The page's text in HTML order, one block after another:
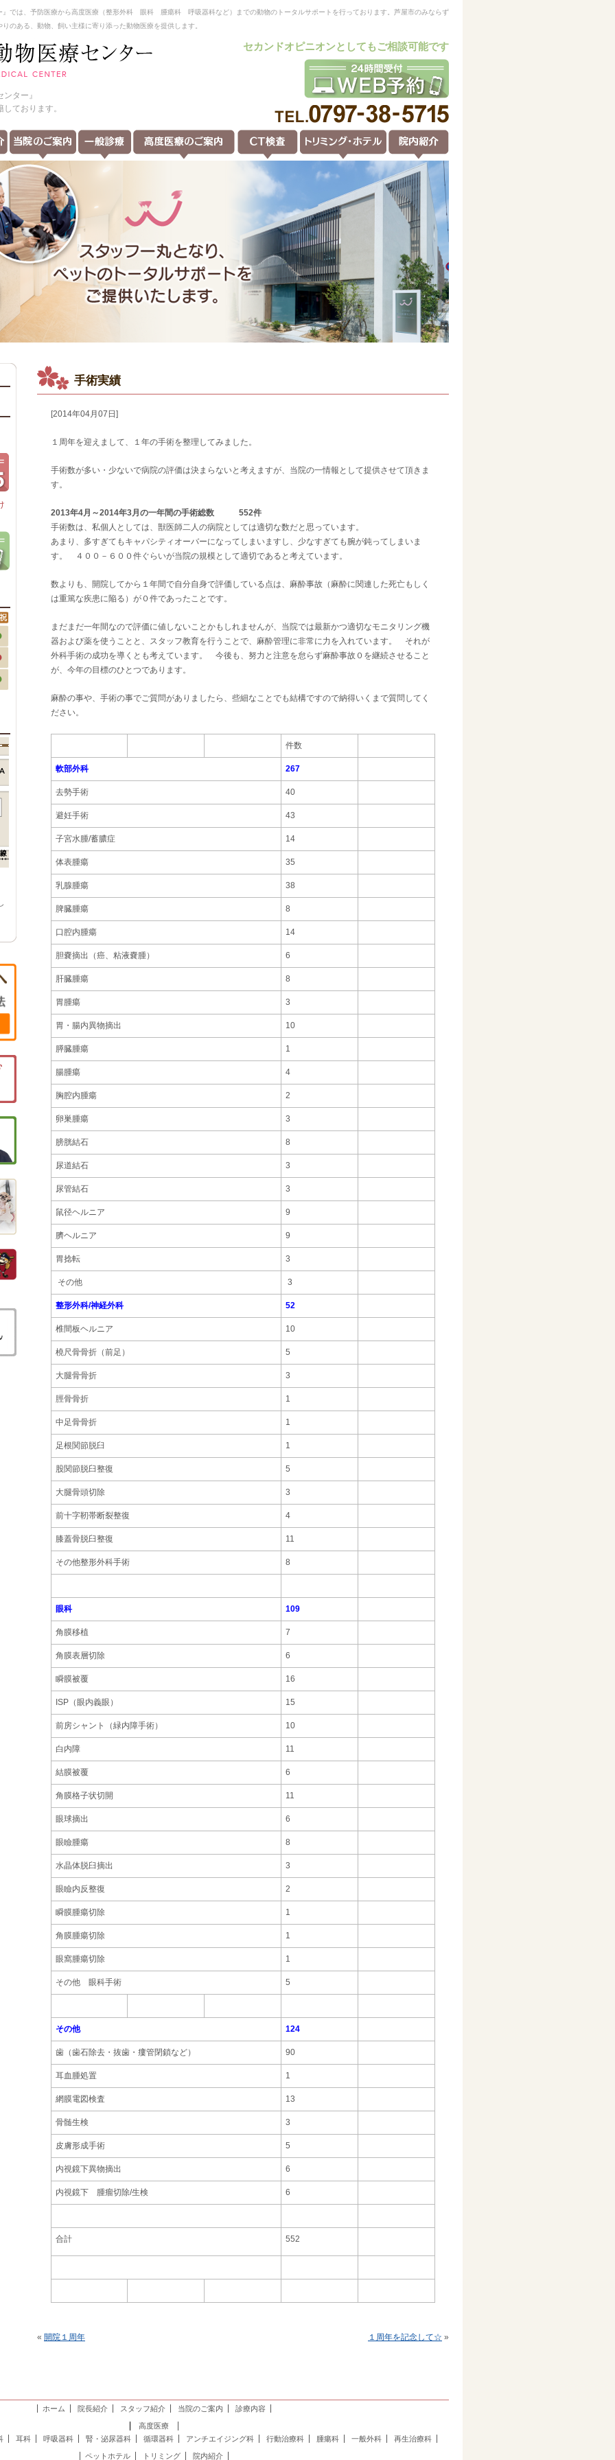
』では、予防医療から高度医療（整形外科 眼科 腫瘍科 呼吸器科など）までの動物のトータルサポートを行っております。芦屋市のみならず
のある、動物、飼い主様に寄り添った動物医療を提供します。
セカンドオピニオンとしてもご相談可能です
ター』
ております。
手術実績
[2014年04月07日]
１周年を迎えまして、１年の手術を整理してみました。
手術数が多い・少ないで病院の評価は決まらないと考えますが、当院の一情報として提供させて頂きま
す。
2013年4月～2014年3月の一年間の手術総数 552件
手術数は、私個人としては、獣医師二人の病院としては適切な数だと思っています。
あまり、多すぎてもキャパシティオーバーになってしまいますし、少なすぎても腕が鈍ってしまいま
す。 ４００－６００件ぐらいが当院の規模として適切であると考えています。
数よりも、開院してから１年間で自分自身で評価している点は、麻酔事故（麻酔に関連した死亡もしく
は重篤な疾患に陥る）が０件であったことです。
まだまだ一年間なので評価に値しないことかもしれませんが、当院では最新かつ適切なモニタリング機
器および薬を使うことと、スタッフ教育を行うことで、麻酔管理に非常に力を入れています。 それが
外科手術の成功を導くとも考えています。 今後も、努力と注意を怠らず麻酔事故０を継続させること
が、今年の目標のひとつであります。
麻酔の事や、手術の事でご質問がありましたら、些細なことでも結構ですので納得いくまで質問してく
ださい。
件数
軟部外科 267
去勢手術 40
避妊手術 43
子宮水腫/蓄膿症 14
体表腫瘍 35
乳腺腫瘍 38
脾臓腫瘍 8
口腔内腫瘍 14
胆嚢摘出（癌、粘液嚢腫） 6
肝臓腫瘍 8
胃腫瘍 3
胃・腸内異物摘出 10
膵臓腫瘍 1
腸腫瘍 4
胸腔内腫瘍 2
卵巣腫瘍 3
膀胱結石 8
尿道結石 3
尿管結石 3
鼠径ヘルニア 9
臍ヘルニア 9
胃捻転 3
その他 3
整形外科/神経外科 52
椎間板ヘルニア 10
橈尺骨骨折（前足） 5
大腿骨骨折 3
脛骨骨折 1
中足骨骨折 1
足根関節脱臼 1
股関節脱臼整復 5
大腿骨頭切除 3
前十字靭帯断裂整復 4
膝蓋骨脱臼整復 11
その他整形外科手術 8
眼科 109
角膜移植 7
角膜表層切除 6
瞬膜被覆 16
ISP（眼内義眼） 15
前房シャント（緑内障手術） 10
白内障 11
結膜被覆 6
角膜格子状切開 11
眼球摘出 6
眼瞼腫瘍 8
水晶体脱臼摘出 3
眼瞼内反整復 2
瞬膜腫瘍切除 1
角膜腫瘍切除 1
眼窩腫瘍切除 1
その他 眼科手術 5
その他 124
歯（歯石除去・抜歯・瘻管閉鎖など） 90
耳血腫処置 1
網膜電図検査 13
骨髄生検 3
皮膚形成手術 5
内視鏡下異物摘出 6
内視鏡下 腫瘤切除/生検 6
合計 552
« 開院１周年 １周年を記念して☆ »
ホーム 院長紹介 スタッフ紹介 当院のご案内 診療内容
高度医療
耳科 呼吸器科 腎・泌尿器科 循環器科 アンチエイジング科 行動治療科 腫瘍科 一般外科 再生治療科
ペットホテル トリミング 院内紹介